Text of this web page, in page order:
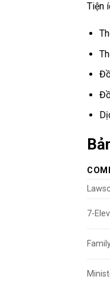
Tiện
7-